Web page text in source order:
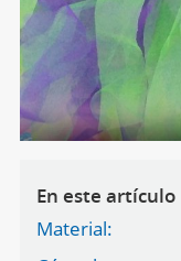
En este artículo
Material: